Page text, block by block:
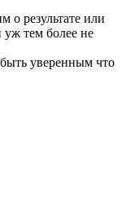
о результате или
уж тем более не
уверенным что